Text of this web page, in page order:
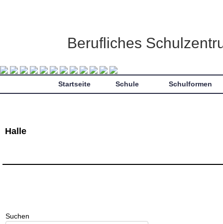
Berufliches
Startseite Schule Schulformen
Halle
Suchen